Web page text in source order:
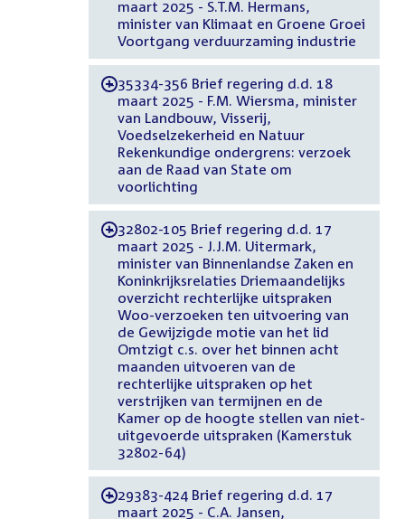
maart 2025 - S.T.M. Hermans,
minister van Klimaat en Groene Groei
Voortgang verduurzaming industrie
-35334-356 Brief regering d.d. 18
maart 2025 - F.M. Wiersma, minister
van Landbouw, Visserij,
Voedselzekerheid en Natuur
Rekenkundige ondergrens: verzoek
aan de Raad van State om
voorlichting
-32802-105 Brief regering d.d. 17
maart 2025 - J.J.M. Uitermark,
minister van Binnenlandse Zaken en
Koninkrijksrelaties Driemaandelijks
overzicht rechterlijke uitspraken
Woo-verzoeken ten uitvoering van
de Gewijzigde motie van het lid
Omtzigt c.s. over het binnen acht
maanden uitvoeren van de
rechterlijke uitspraken op het
verstrijken van termijnen en de
Kamer op de hoogte stellen van niet-
uitgevoerde uitspraken (Kamerstuk
32802-64)
-29383-424 Brief regering d.d. 17
maart 2025 - C.A. Jansen,